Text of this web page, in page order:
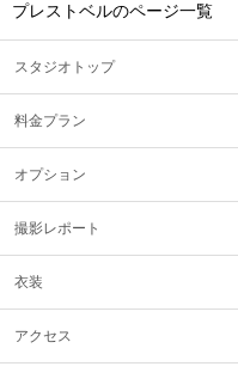
プレストベルのページ一覧
スタジオトップ
料金プラン
オプション
撮影レポート
衣装
アクセス